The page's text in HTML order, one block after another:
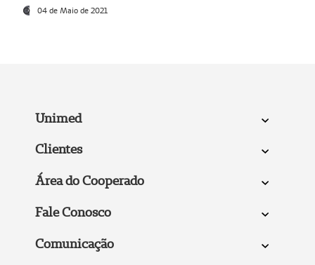
04 de Maio de 2021
Unimed
Clientes
Área do Cooperado
Fale Conosco
Comunicação